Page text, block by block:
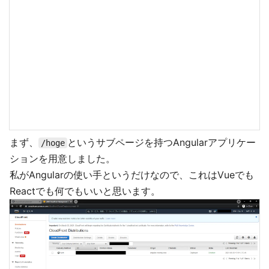
まず、 /hoge というサブページを持つAngularアプリケー
ションを用意しました。
私がAngularの使い手というだけなので、これはVueでも
Reactでも何でもいいと思います。